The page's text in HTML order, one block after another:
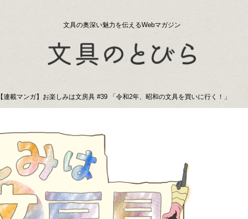
文具の奥深い魅力を伝えるWebマガジン
【連載マンガ】お楽しみは文房具 #39 「令和2年、昭和の文具を買いに行く！」